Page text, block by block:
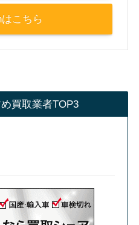
こちら
買取業者TOP3